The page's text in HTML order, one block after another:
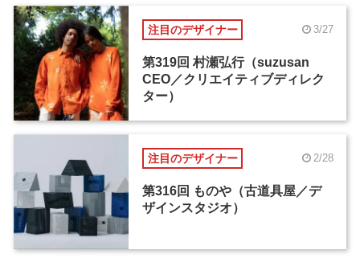
注目のデザイナー 3/27
第319回 村瀬弘行（suzusan
CEO／クリエイティブディレク
ター）
注目のデザイナー 2/28
第316回 ものや（古道具屋／デ
ザインスタジオ）